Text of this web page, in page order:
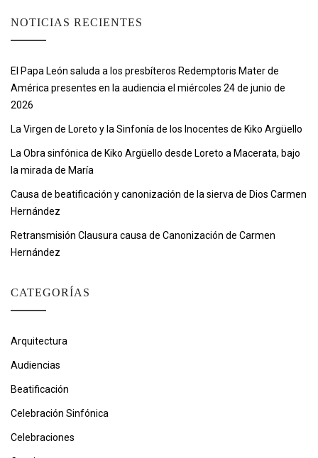
NOTICIAS RECIENTES
El Papa León saluda a los presbíteros Redemptoris Mater de
América presentes en la audiencia el miércoles 24 de junio de
2026
La Virgen de Loreto y la Sinfonía de los Inocentes de Kiko Argüello
La Obra sinfónica de Kiko Argüello desde Loreto a Macerata, bajo
la mirada de María
Causa de beatificación y canonización de la sierva de Dios Carmen
Hernández
Retransmisión Clausura causa de Canonización de Carmen
Hernández
CATEGORÍAS
Arquitectura
Audiencias
Beatificación
Celebración Sinfónica
Celebraciones